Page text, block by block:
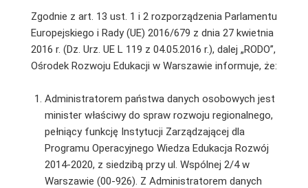
Zgodnie z art. 13 ust. 1 i 2 rozporządzenia Parlamentu
Europejskiego i Rady (UE) 2016/679 z dnia 27 kwietnia
2016 r. (Dz. Urz. UE L 119 z 04.05.2016 r.), dalej „RODO”,
Ośrodek Rozwoju Edukacji w Warszawie informuje, że:
Administratorem państwa danych osobowych jest
minister właściwy do spraw rozwoju regionalnego,
pełniący funkcję Instytucji Zarządzającej dla
Programu Operacyjnego Wiedza Edukacja Rozwój
2014-2020, z siedzibą przy ul. Wspólnej 2/4 w
Warszawie (00-926). Z Administratorem danych